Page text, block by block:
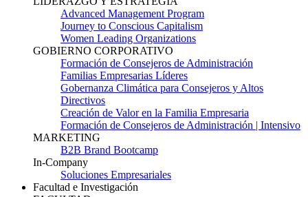
Advanced Management Program
Journey to Conscious Capitalism
Women Leading Organizations
GOBIERNO CORPORATIVO
Formación de Consejeros de Administración
Familias Empresarias Líderes
Gobernanza Climática para Consejeros y Altos
Directivos
Creación de Valor en la Familia Empresaria
Formación de Consejeros de Administración | Intensivo
MARKETING
B2B Brand Bootcamp
In-Company
Soluciones Empresariales
Facultad e Investigación